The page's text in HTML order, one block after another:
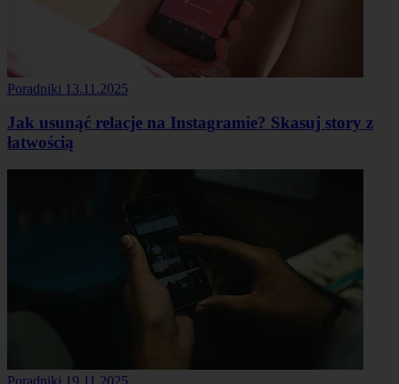
Poradniki 13.11.2025
Jak usunąć relacje na Instagramie? Skasuj story z
łatwością
Poradniki 19.11.2025